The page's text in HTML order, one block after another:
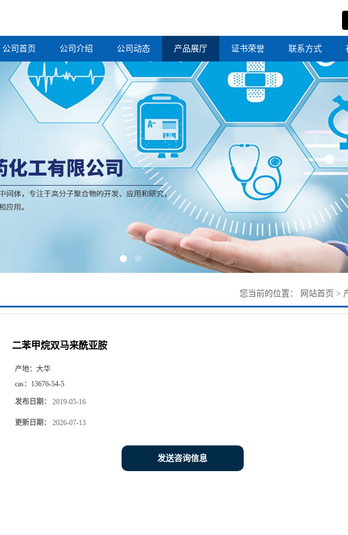
公司首页 公司介绍 公司动态 产品展厅 证书荣誉 联系方式
您当前的位置： 网站首页 >
二苯甲烷双马来酰亚胺
产地： 大华
cas： 13676-54-5
发布日期： 2019-05-16
更新日期： 2026-07-13
发送咨询信息